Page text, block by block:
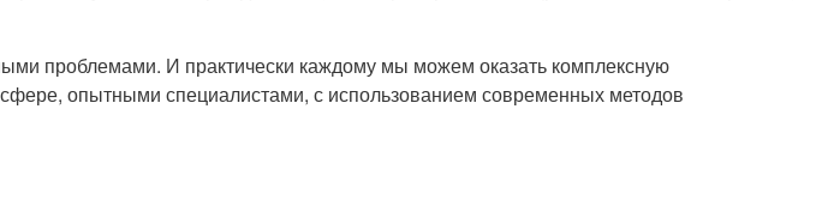
проблемами. И практически каждому мы можем оказать комплексную
опытными специалистами, с использованием современных методов